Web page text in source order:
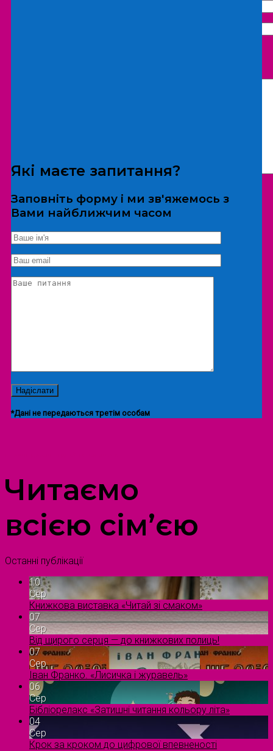
*Дані не передаються третім особам
Екскурсія/локація
Які маєте запитання?
Заповніть форму і ми зв'яжемось з
Вами найближчим часом
*Дані не передаються третім особам
Читаємо
всією сім’єю
Останні публікації
10
Сер
Книжкова виставка «Читай зі смаком»
07
Сер
Від щирого серця — до книжкових полиць!
07
Сер
Іван Франко. «Лисичка і журавель»
06
Сер
Бібліорелакс «Затишні читання кольору літа»
04
Сер
Крок за кроком до цифрової впевненості